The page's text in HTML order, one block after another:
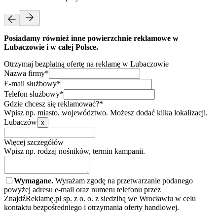
Posiadamy również inne powierzchnie reklamowe w
Lubaczowie i w całej Polsce.
Otrzymaj bezpłatną ofertę na reklamę w Lubaczowie
Nazwa firmy*
E-mail służbowy*
Telefon służbowy*
Gdzie chcesz się reklamować?*
Wpisz np. miasto, województwo. Możesz dodać kilka lokalizacji.
Lubaczów x
Więcej szczegółów
Wpisz np. rodzaj nośników, termin kampanii.
Wymagane. Wyrażam zgodę na przetwarzanie podanego
powyżej adresu e-mail oraz numeru telefonu przez
ZnajdźReklamę.pl sp. z o. o. z siedzibą we Wrocławiu w celu
kontaktu bezpośredniego i otrzymania oferty handlowej.